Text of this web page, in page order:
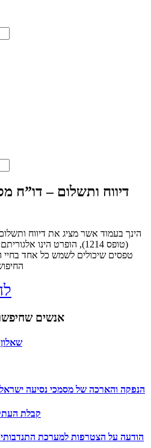
(טופס 1214), הופרט הינו
טפסים שיכולים לשמש כל אחד בחיי
אנשים שחיפשו
שאלון
הנפקה והארכה של מסמכי נסיעה
קבלת העתק
הודעה על הצטרפות למערכת